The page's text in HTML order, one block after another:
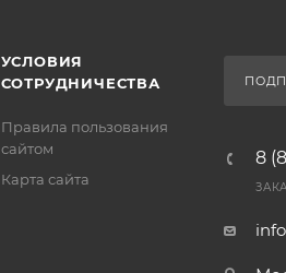
УСЛОВИЯ
СОТРУДНИЧЕСТВА
Правила пользования
сайтом
Карта сайта
8